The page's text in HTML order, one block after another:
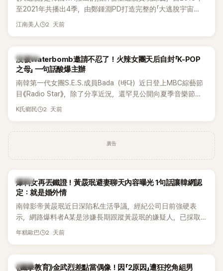
邊搭車邊聊天，氣氛輕鬆。聊到最近的新聞，李瑞鎮突然直球
發問：「妳不是上新聞了？說妳去做整形？是人中縮短手術嗎？」
延燒到過去的爭議。李瑞鎮脫口補刀：「妳以前不是還在游泳池
開過記者會？」直接點名她當年的風波。李智惠聽了忍不住笑
說：「哥怎麼連這個都知道？」李瑞鎮則回嘴：「那時候新聞鬧那
麼大，不知道才奇怪吧。」一來一往，氣氛反而更加輕鬆。 談到
當年情況，李智惠終於鬆口坦言，當時確實被質疑動過隆胸手
術。她回憶：「拍了比基尼照片之後，就開始被說是不是去隆乳
了。」為了澄清誤會，她只好親自站出來說清楚。 李智惠進一步
解釋，當時隆胸手術幾乎只有「腋下切開」一種方式，「所以我就
想，既然一直說我有做，那我乾脆把腋下給大家看，證明我根
召開了一場泳裝記者招待會。當時她穿著比基尼站在一排攝影
機前，面對媒體擺出各種姿勢，畫面至今仍被網友津津樂道。
這段為平息爭議、直接公開腋下畫面自證清白的往事再度被提
起，節目現場立刻充滿驚呼聲與笑聲，也再次讓人見識到她面
對流言時「豁出去」的直率性格。其實她過去也曾在 SBS 節目
《脫掉鞋子恢單4Men》 中，親自公開那張當年引發話題的「腋下
員身分出道，該團在 2000 年代初期紅極一時，由李智惠、徐
至2021年共播出4季，由鄭鍾淵PD打造完整的「大逃脫宇宙
（DTCU）」，憑藉燒腦劇情、電影級場景與龐大世界觀，累積
江南美人 2 天前
K-POP
沒被Waterbomb邀請不忍了！火辣女團天后自封「K-POP
之母」 一句話酸爆主辦
南韓第一代女團S.E.S.成員Bada（바다）近日登上MBC綜藝節
目《Radio Star》，除了分享近況，還罕見公開向夏季音樂節
Waterbomb喊話，笑稱自己至今從未受邀演出，更幽默表示：
K氏鄉民 2 天前
廣告
韓星
爆料女再丟鐵證！黃晸珉避妻聊天內容曝光 1句話讓韓網認
定：就是婚外情
南韓影帝黃晸珉近日深陷私生活爭議，經紀公司日前強硬表
示，網路爆料者A某是涉嫌長期跟蹤黃晸珉的嫌疑人，已採取
法律行動。不過，A某並未因此停止發聲，5日再度透過社群平
年糕歐巴 2 天前
韓星
《鐵拳教育》金武烈差點當偶像！因「2原因」遭狂挖角組男